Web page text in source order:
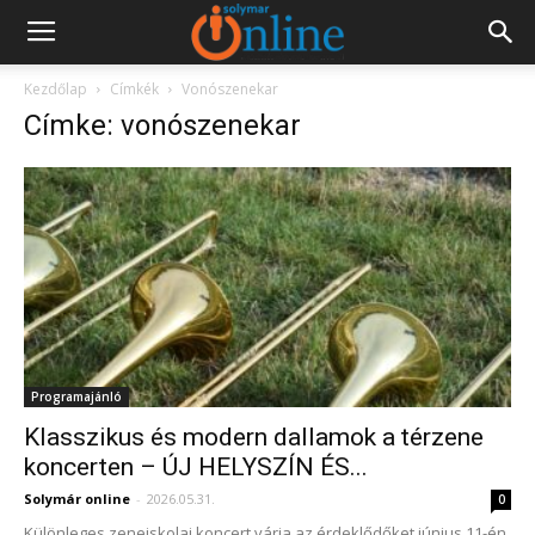
Kezdőlap Címkék Vonószenekar
Címke: vonószenekar
Programajánló
Klasszikus és modern dallamok a térzene
koncerten – ÚJ HELYSZÍN ÉS...
Solymár online - 2026.05.31. 0